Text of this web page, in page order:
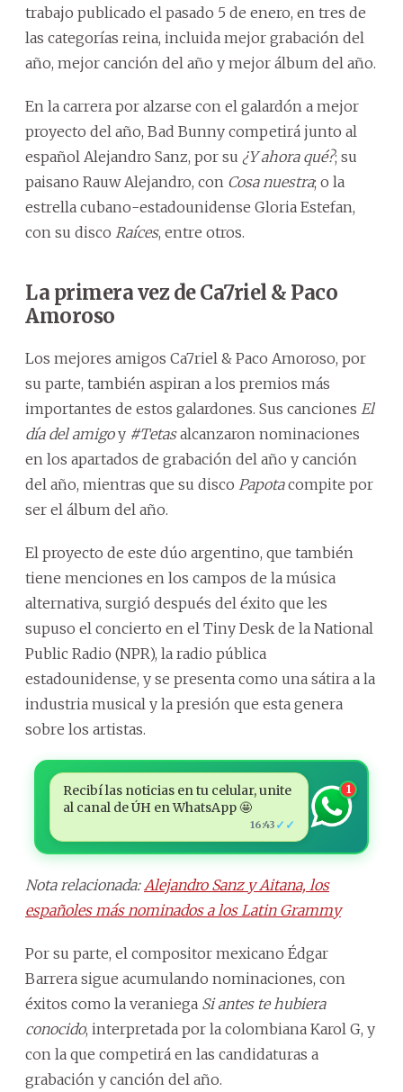
trabajo publicado el pasado 5 de enero, en tres de
las categorías reina, incluida mejor grabación del
año, mejor canción del año y mejor álbum del año.
En la carrera por alzarse con el galardón a mejor
proyecto del año, Bad Bunny competirá junto al
español Alejandro Sanz, por su ¿Y ahora qué?; su
paisano Rauw Alejandro, con Cosa nuestra; o la
estrella cubano-estadounidense Gloria Estefan,
con su disco Raíces, entre otros.
La primera vez de Ca7riel & Paco
Amoroso
Los mejores amigos Ca7riel & Paco Amoroso, por
su parte, también aspiran a los premios más
importantes de estos galardones. Sus canciones El
día del amigoy #Tetasalcanzaron nominaciones
en los apartados de grabación del año y canción
del año, mientras que su disco Papotacompite por
ser el álbum del año.
El proyecto de este dúo argentino, que también
tiene menciones en los campos de la música
alternativa, surgió después del éxito que les
supuso el concierto en el Tiny Desk de la National
Public Radio (NPR), la radio pública
estadounidense, y se presenta como una sátira a la
industria musical y la presión que esta genera
sobre los artistas.
Recibí las noticias en tu celular, unite
al canal de ÚH en WhatsApp 🤩
16:43 ✓✓
1
Nota relacionada: Alejandro Sanz y Aitana, los
españoles más nominados a los Latin Grammy
Por su parte, el compositor mexicano Édgar
Barrera sigue acumulando nominaciones, con
éxitos como la veraniega Si antes te hubiera
conocido, interpretada por la colombiana Karol G, y
con la que competirá en las candidaturas a
grabación y canción del año.